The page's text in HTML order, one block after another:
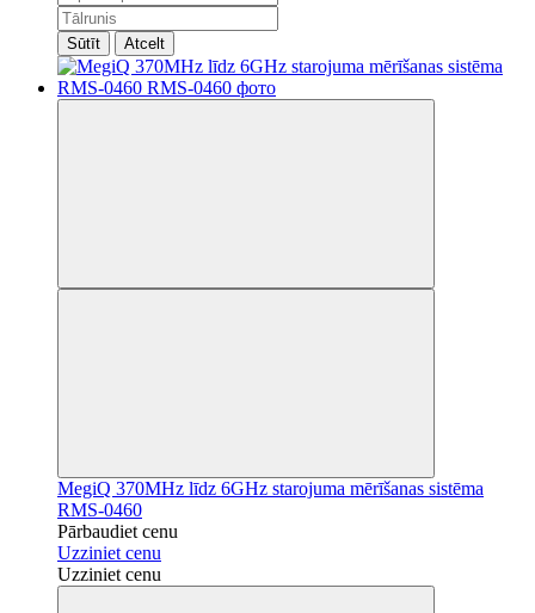
Sūtīt Atcelt
MegiQ 370MHz līdz 6GHz starojuma mērīšanas sistēma
RMS-0460
Pārbaudiet cenu
Uzziniet cenu
Uzziniet cenu